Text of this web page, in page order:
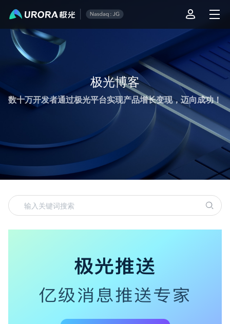
极光博客
数十万开发者通过极光平台实现产品增长变现，迈向成功！